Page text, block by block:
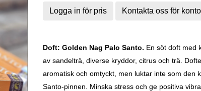
Logga in för pris Kontakta oss för konto
Doft: Golden Nag Palo Santo. En söt doft med
av sandelträ, diverse kryddor, citrus och trä.
aromatisk och omtyckt, men luktar inte som den
Santo-pinnen. Minska stress och ge positiva